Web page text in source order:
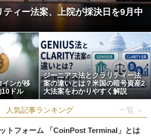
ティー法案、上院が採決日を9月中
インが移
10ドル
ジーニアス法とクラリティー法
案の違いとは？米国の暗号資産2
大法案をわかりやすく解説
人気記事ランキング 一覧 ＞
トフォーム 「CoinPost Terminal」とは